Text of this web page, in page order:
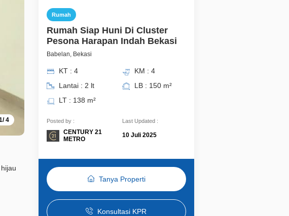
/4
Rumah
Rumah Siap Huni Di Cluster
Pesona Harapan Indah Bekasi
Babelan, Bekasi
KT : 4
KM : 4
Lantai : 2 lt
LB : 150 m²
LT : 138 m²
Posted by :
CENTURY 21
METRO
Last Updated :
10 Juli 2025
Tanya Properti
Konsultasi KPR